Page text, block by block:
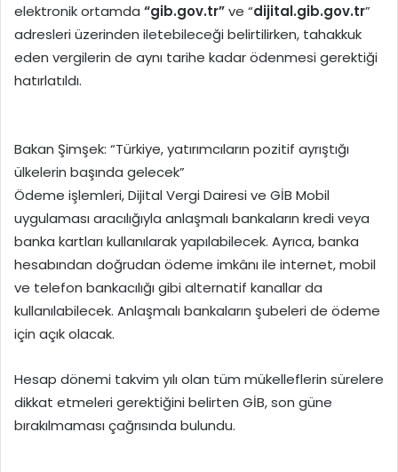
elektronik ortamda “gib.gov.tr”ve “dijital.gib.gov.tr”
adresleri üzerinden iletebileceği belirtilirken, tahakkuk
eden vergilerin de aynı tarihe kadar ödenmesi gerektiği
hatırlatıldı.
Bakan Şimşek: “Türkiye, yatırımcıların pozitif ayrıştığı
ülkelerin başında gelecek”
Ödeme işlemleri, Dijital Vergi Dairesi ve GİB Mobil
uygulaması aracılığıyla anlaşmalı bankaların kredi veya
banka kartları kullanılarak yapılabilecek. Ayrıca, banka
hesabından doğrudan ödeme imkânı ile internet, mobil
ve telefon bankacılığı gibi alternatif kanallar da
kullanılabilecek. Anlaşmalı bankaların şubeleri de ödeme
için açık olacak.
Hesap dönemi takvim yılı olan tüm mükelleflerin sürelere
dikkat etmeleri gerektiğini belirten GİB, son güne
bırakılmaması çağrısında bulundu.